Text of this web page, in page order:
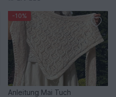
-10%
Anleitung Mai Tuch